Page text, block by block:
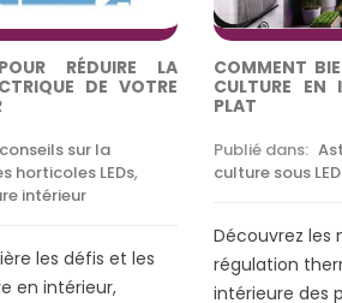
RÉDUIRE LA
DE VOTRE
sur la
horticoles LEDs,
intérieur
les défis et les
en intérieur,
COMMENT
CULTURE EN
PLAT
Publié dans:
culture sous
Découvrez les
régulation
intérieure des